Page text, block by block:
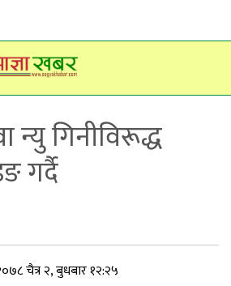
गिनीविरूद्ध
गर्दै
चैत्र २, बुधबार १२:२५